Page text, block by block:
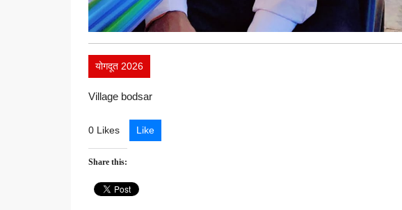
योगदूत 2026
Village bodsar
0 Likes Like
Share this: